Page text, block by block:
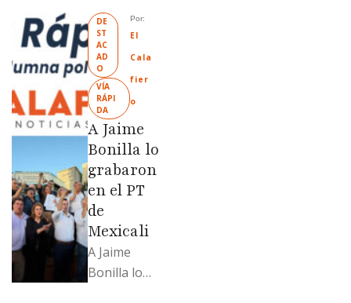
antecedente
s de
prescripción
positiva; uno
fue
revendido
329% por
encima …
DE
ST
AC
AD
O
VÍA
RÁPI
DA
Por:
El
Cala
fier
o
A Jaime
Bonilla lo
grabaron
en el PT
de
Mexicali
A Jaime
Bonilla lo